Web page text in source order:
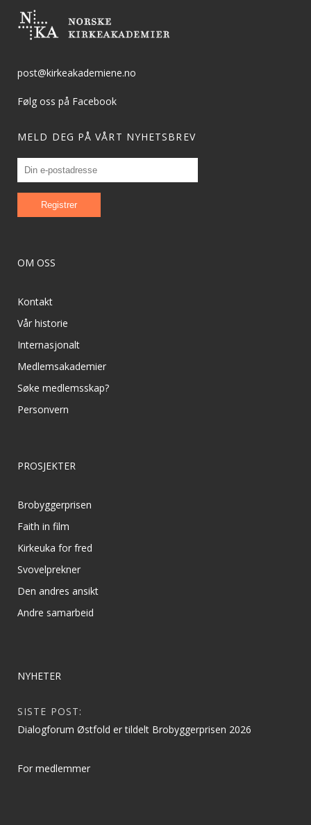
post@kirkeakademiene.no
Følg oss på Facebook
MELD DEG PÅ VÅRT NYHETSBREV
OM OSS
Kontakt
Vår historie
Internasjonalt
Medlemsakademier
Søke medlemsskap?
Personvern
PROSJEKTER
Brobyggerprisen
Faith in film
Kirkeuka for fred
Svovelprekner
Den andres ansikt
Andre samarbeid
NYHETER
SISTE POST:
Dialogforum Østfold er tildelt Brobyggerprisen 2026
For medlemmer